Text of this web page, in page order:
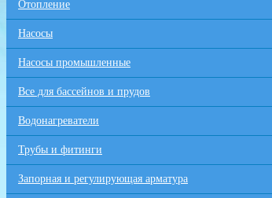
Отопление
Насосы
Насосы промышленные
Все для бaссейнов и прудов
Водонагреватели
Трубы и фитинги
Запорная и регулирующая арматура